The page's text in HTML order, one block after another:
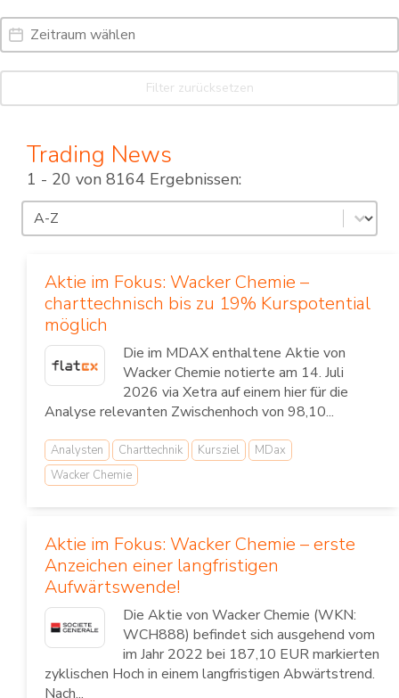
Date Range
Date
Filter zurücksetzen
Trading News
1 - 20 von 8164 Ergebnissen:
Sortierung
Sort content
Aktie im Fokus: Wacker Chemie –
charttechnisch bis zu 19% Kurspotential
möglich
Die im MDAX enthaltene Aktie von
Wacker Chemie notierte am 14. Juli
2026 via Xetra auf einem hier für die
Analyse relevanten Zwischenhoch von 98,10...
Analysten Charttechnik Kursziel
MDax
Wacker Chemie
Aktie im Fokus: Wacker Chemie – erste
Anzeichen einer langfristigen
Aufwärtswende!
Die Aktie von Wacker Chemie (WKN:
WCH888) befindet sich ausgehend vom
im Jahr 2022 bei 187,10 EUR markierten
zyklischen Hoch in einem langfristigen Abwärtstrend.
Nach...